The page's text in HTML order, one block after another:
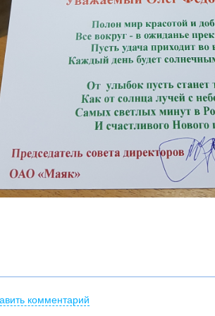
комментарий